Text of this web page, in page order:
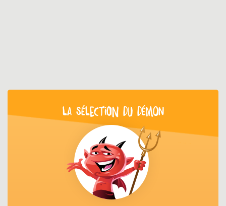
LA SÉLECTION DU DÉMON